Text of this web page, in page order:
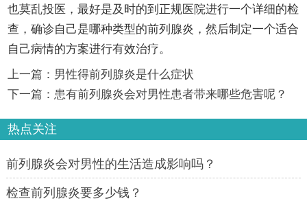
也莫乱投医，最好是及时的到正规医院进行一个详细的检
查，确诊自己是哪种类型的前列腺炎，然后制定一个适合
自己病情的方案进行有效治疗。
上一篇： 男性得前列腺炎是什么症状
下一篇： 患有前列腺炎会对男性患者带来哪些危害呢？
热点关注
前列腺炎会对男性的生活造成影响吗？
检查前列腺炎要多少钱？